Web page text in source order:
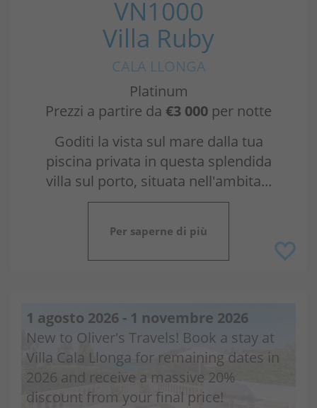
VN1000
Villa Ruby
CALA LLONGA
Platinum
Prezzi a partire da €3 000 per notte
Goditi la vista sul mare dalla tua
piscina privata in questa splendida
villa sul porto, situata nell'ambita...
Per saperne di più
1 agosto 2026 - 1 novembre 2026
New to Oliver's Travels! Book a stay at
Villa Cala Llonga for remaining dates in
2026 and receive a massive 20%
discount from your final price!